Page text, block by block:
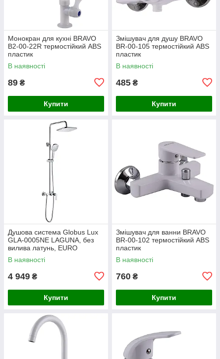
Монокран для кухні BRAVO
B2-00-22R термостійкий ABS
пластик
В наявності
89 ₴
Купити
Змішувач для душу BRAVO
BR-00-105 термостійкий ABS
пластик
В наявності
485 ₴
Купити
Душова система Globus Lux
GLA-0005NE LAGUNA, без
вилива латунь, EURO
В наявності
4 949 ₴
Купити
Змішувач для ванни BRAVO
BR-00-102 термостійкий ABS
пластик
В наявності
760 ₴
Купити